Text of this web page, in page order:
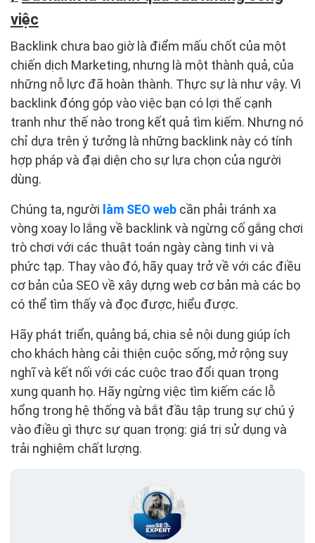
việc
Backlink chưa bao giờ là điểm mấu chốt của một
chiến dịch Marketing, nhưng là một thành quả, của
những nỗ lực đã hoàn thành. Thực sự là như vậy. Vì
backlink đóng góp vào việc bạn có lợi thế cạnh
tranh như thế nào trong kết quả tìm kiếm. Nhưng nó
chỉ dựa trên ý tưởng là những backlink này có tính
hợp pháp và đại diện cho sự lựa chọn của người
dùng.
Chúng ta, người làm SEO web cần phải tránh xa
vòng xoay lo lắng về backlink và ngừng cố gắng chơi
trò chơi với các thuật toán ngày càng tinh vi và
phức tạp. Thay vào đó, hãy quay trở về với các điều
cơ bản của SEO về xây dựng web cơ bản mà các bọ
có thể tìm thấy và đọc được, hiểu được.
Hãy phát triển, quảng bá, chia sẻ nội dung giúp ích
cho khách hàng cải thiện cuộc sống, mở rộng suy
nghĩ và kết nối với các cuộc trao đổi quan trọng
xung quanh họ. Hãy ngừng việc tìm kiếm các lỗ
hổng trong hệ thống và bắt đầu tập trung sự chú ý
vào điều gì thực sự quan trọng: giá trị sử dụng và
trải nghiệm chất lượng.